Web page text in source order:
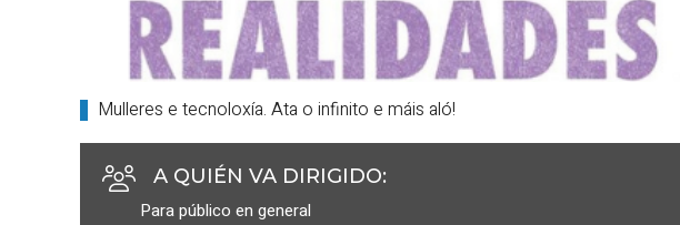
Mulleres e tecnoloxía. Ata o infinito e máis aló!
A QUIÉN VA DIRIGIDO:
Para público en general